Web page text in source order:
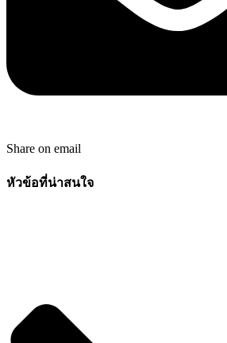
Share on email
หัวข้อที่น่าสนใจ